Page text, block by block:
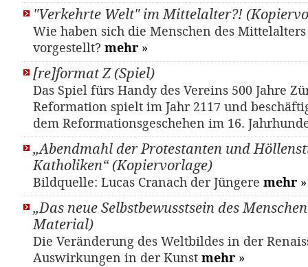
"Verkehrte Welt" im Mittelalter?!
Wie haben sich die Menschen des
vorgestellt? mehr »
[re]format Z (Spiel)
Das Spiel fürs Handy des Vereins 500 Jahre
Reformation spielt im Jahr 2117 und
dem Reformationsgeschehen im 16.
„Abendmahl der Protestanten und
Katholiken“ (Kopiervorlage)
Bildquelle: Lucas Cranach der Jüngere mehr »
„Das neue Selbstbewusstsein des
Material)
Die Veränderung des Weltbildes in der
Auswirkungen in der Kunst mehr »